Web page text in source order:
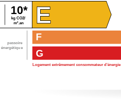
passoire
énergétique
kg CO2/
m².an
10*
G
Logement extrêmement consommateur d’énergie
F
E